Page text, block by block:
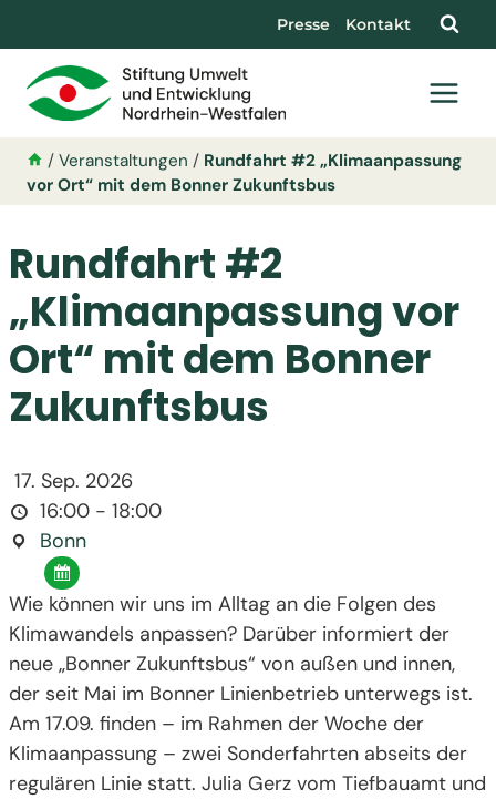
Presse Kontakt
/ Veranstaltungen / Rundfahrt #2 „Klimaanpassung
vor Ort“ mit dem Bonner Zukunftsbus
Rundfahrt #2
„Klimaanpassung vor
Ort“ mit dem Bonner
Zukunftsbus
17. Sep. 2026
16:00 - 18:00
Bonn
Wie können wir uns im Alltag an die Folgen des
Klimawandels anpassen? Darüber informiert der
neue „Bonner Zukunftsbus“ von außen und innen,
der seit Mai im Bonner Linienbetrieb unterwegs ist.
Am 17.09. finden – im Rahmen der Woche der
Klimaanpassung – zwei Sonderfahrten abseits der
regulären Linie statt. Julia Gerz vom Tiefbauamt und